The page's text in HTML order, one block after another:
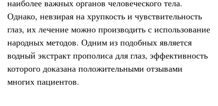
наиболее важных органов человеческого тела.
Однако, невзирая на хрупкость и чувствительность
глаз, их лечение можно производить с использование
народных методов. Одним из подобных является
водный экстракт прополиса для глаз, эффективность
которого доказана положительными отзывами
многих пациентов.